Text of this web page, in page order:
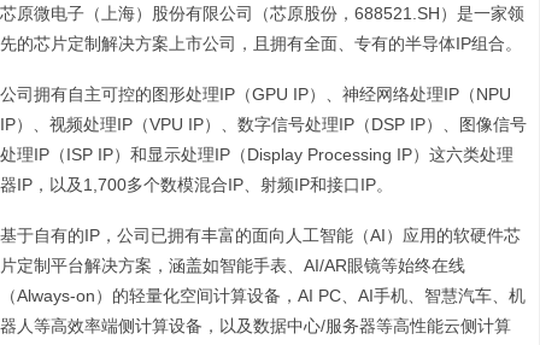
芯原微电子（上海）股份有限公司（芯原股份，688521.SH）是一家领
先的芯片定制解决方案上市公司，且拥有全面、专有的半导体IP组合。
公司拥有自主可控的图形处理IP（GPU IP）、神经网络处理IP（NPU
IP）、视频处理IP（VPU IP）、数字信号处理IP（DSP IP）、图像信号
处理IP（ISP IP）和显示处理IP（Display Processing IP）这六类处理
器IP，以及1,700多个数模混合IP、射频IP和接口IP。
基于自有的IP，公司已拥有丰富的面向人工智能（AI）应用的软硬件芯
片定制平台解决方案，涵盖如智能手表、AI/AR眼镜等始终在线
（Always-on）的轻量化空间计算设备，AI PC、AI手机、智慧汽车、机
器人等高效率端侧计算设备，以及数据中心/服务器等高性能云侧计算